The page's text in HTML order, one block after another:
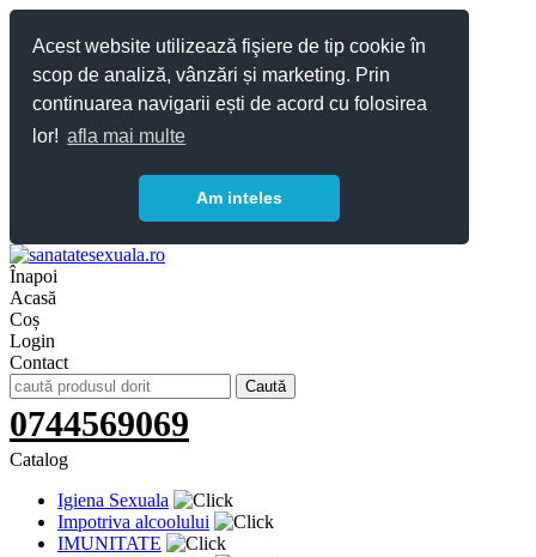
Acest website utilizează fişiere de tip cookie în
scop de analiză, vânzări și marketing. Prin
continuarea navigarii ești de acord cu folosirea
lor! afla mai multe
Am inteles
Înapoi
Acasă
Coș
Login
Contact
0744569069
Catalog
Igiena Sexuala
Impotriva alcoolului
IMUNITATE